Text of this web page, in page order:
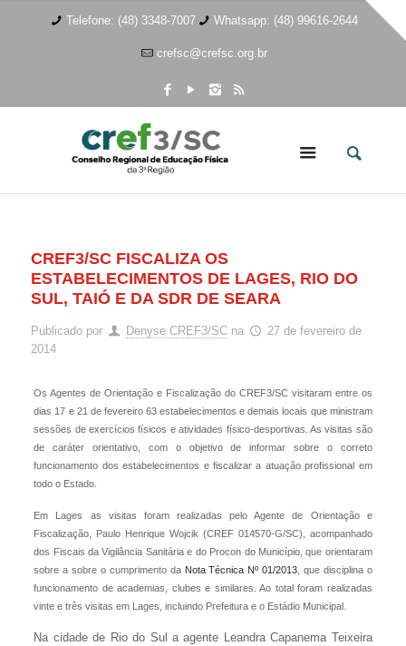
Telefone: (48) 3348-7007 Whatsapp: (48) 99616-2644
crefsc@crefsc.org.br
CREF3/SC FISCALIZA OS
ESTABELECIMENTOS DE LAGES, RIO DO
SUL, TAIÓ E DA SDR DE SEARA
Publicado por Denyse CREF3/SC na
27 de fevereiro de
2014
Os Agentes de Orientação e Fiscalização do CREF3/SC visitaram entre os
dias 17 e 21 de fevereiro 63 estabelecimentos e demais locais que ministram
sessões de exercícios físicos e atividades físico-desportivas. As visitas são
de caráter orientativo, com o objetivo de informar sobre o correto
funcionamento dos estabelecimentos e fiscalizar a atuação profissional em
todo o Estado.
Em Lages as visitas foram realizadas pelo Agente de Orientação e
Fiscalização, Paulo Henrique Wojcik (CREF 014570-G/SC), acompanhado
dos Fiscais da Vigilância Sanitária e do Procon do Município, que orientaram
sobre a sobre o cumprimento da Nota Técnica Nº 01/2013 , que disciplina o
funcionamento de academias, clubes e similares. Ao total foram realizadas
vinte e três visitas em Lages, incluindo Prefeitura e o Estádio Municipal.
Na cidade de Rio do Sul a agente Leandra Capanema Teixeira